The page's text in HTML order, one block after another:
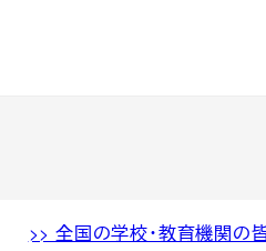
>> 全国の学校・教育機関の